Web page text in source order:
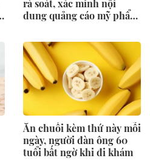
rà soát, xác minh nội
dung quảng cáo mỹ phẩm
Ăn chuối kèm thứ này mỗi
ngày, người đàn ông 60
tuổi bất ngờ khi đi khám